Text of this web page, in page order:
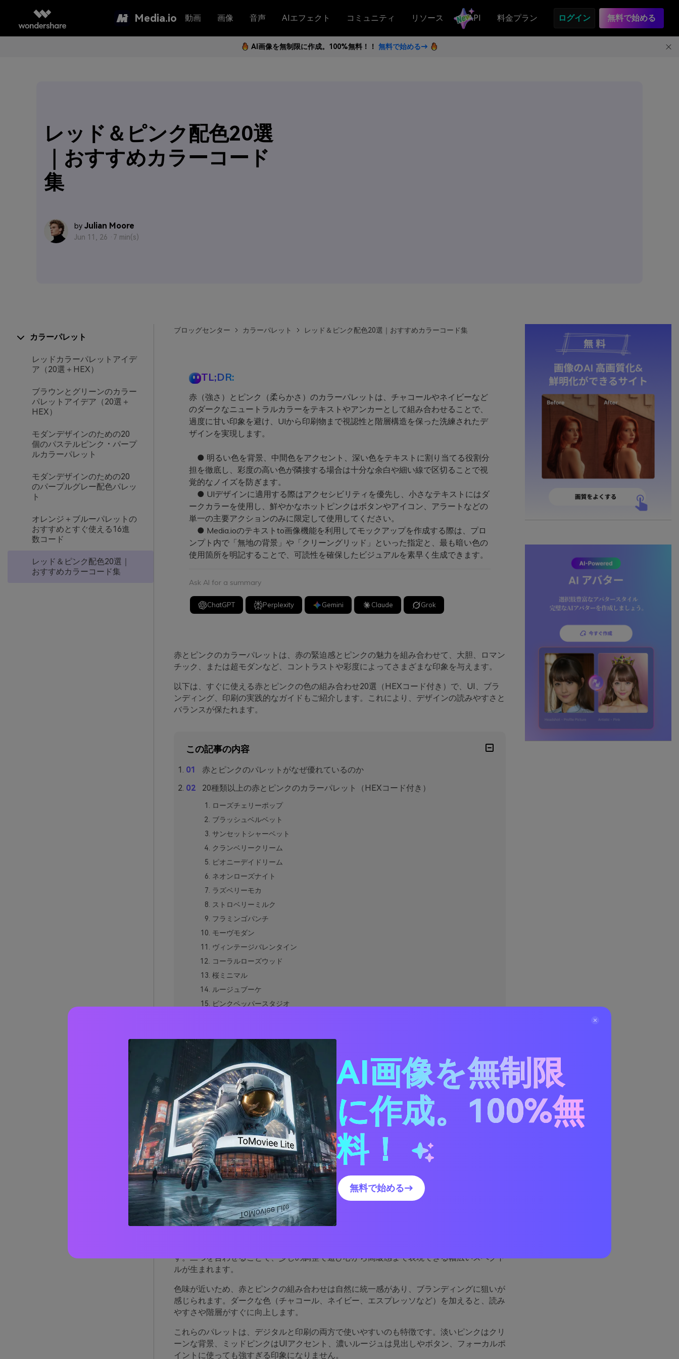
Media.io 動画 画像 音声 AIエフェクト コミュニティ リソース API 料金プラン ログイン 無料で始める
AI画像を無制限に作成。100%無料！！ 無料で始める→
レッド＆ピンク配色20選
｜おすすめカラーコード
集
by Julian Moore
Jun 11, 26 · 7 min(s)
カラーパレット
レッドカラーパレットアイデ
ア（20選＋HEX）
ブラウンとグリーンのカラー
パレットアイデア（20選＋
HEX）
モダンデザインのための20
個のパステルピンク・パープ
ルカラーパレット
モダンデザインのための20
のパープルグレー配色パレッ
ト
オレンジ＋ブルーパレットの
おすすめとすぐ使える16進
数コード
レッド＆ピンク配色20選｜
おすすめカラーコード集
ブロッグセンター カラーパレット レッド＆ピンク配色20選｜おすすめカラーコード集
TL;DR:
赤（強さ）とピンク（柔らかさ）のカラーパレットは、チャコールやネイビーなど
のダークなニュートラルカラーをテキストやアンカーとして組み合わせることで、
過度に甘い印象を避け、UIから印刷物まで視認性と階層構造を保った洗練されたデ
ザインを実現します。
● 明るい色を背景、中間色をアクセント、深い色をテキストに割り当てる役割分
担を徹底し、彩度の高い色が隣接する場合は十分な余白や細い線で区切ることで視
覚的なノイズを防ぎます。
● UIデザインに適用する際はアクセシビリティを優先し、小さなテキストにはダ
ークカラーを使用し、鮮やかなホットピンクはボタンやアイコン、アラートなどの
単一の主要アクションのみに限定して使用してください。
● Media.ioのテキストto画像機能を利用してモックアップを作成する際は、プロ
ンプト内で「無地の背景」や「クリーングリッド」といった指定と、最も暗い色の
使用箇所を明記することで、可読性を確保したビジュアルを素早く生成できます。
Ask AI for a summary
ChatGPT Perplexity Gemini Claude Grok
赤とピンクのカラーパレットは、赤の緊迫感とピンクの魅力を組み合わせて、大胆、ロマン
チック、または超モダンなど、コントラストや彩度によってさまざまな印象を与えます。
以下は、すぐに使える赤とピンクの色の組み合わせ20選（HEXコード付き）で、UI、ブラ
ンディング、印刷の実践的なガイドもご紹介します。これにより、デザインの読みやすさと
バランスが保たれます。
この記事の内容
赤とピンクのパレットがなぜ優れているのか
20種類以上の赤とピンクのカラーパレット（HEXコード付き）
ローズチェリーポップ
ブラッシュベルベット
サンセットシャーベット
クランベリークリーム
ピオニーデイドリーム
ネオンローズナイト
ラズベリーモカ
ストロベリーミルク
フラミンゴパンチ
モーヴモダン
ヴィンテージバレンタイン
コーラルローズウッド
桜ミニマル
ルージュブーケ
ピンクペッパースタジオ
ポピーフューシャフェスティバル
ダスティローズリトリート
スカーレットペタルウェディング
ルビーブラッシュコントラスト
赤とピンクに合う色は？
実際のデザインで赤とピンクのカラーパレットを使う方法
AIで赤とピンクのパレットビジュアルを作成する
赤とピンクのパレットがなぜ優れてい
るのか
す。二つを合わせることで、少しの調整で遊び心から高級感まで表現できる幅広いスペクト
ルが生まれます。
色味が近いため、赤とピンクの組み合わせは自然に統一感があり、ブランディングに狙いが
感じられます。ダークな色（チャコール、ネイビー、エスプレッソなど）を加えると、読み
やすさや階層がすぐに向上します。
これらのパレットは、デジタルと印刷の両方で使いやすいのも特徴です。淡いピンクはクリ
ーンな背景、ミッドピンクはUIアクセント、濃いルージュは見出しやボタン、フォーカルポ
イントに使っても強すぎる印象になりません。
AI画像を無制限
に作成。100%無
料！
無料で始める→